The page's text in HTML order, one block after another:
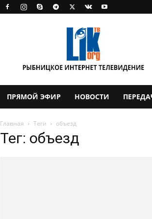
ПРЯМОЙ ЭФИР НОВОСТИ
Главная Теги объезд
Тег: объезд